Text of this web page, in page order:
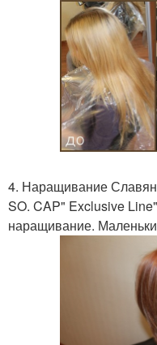
4. Наращивание
SO. CAP" Exclusive
наращивание.